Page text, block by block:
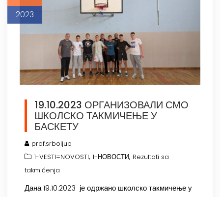
2023
19.10.2023 ОРГАНИЗОВАЛИ СМО
ШКОЛСКО ТАКМИЧЕЊЕ У
БАСКЕТУ
prof.srboljub
1-VESTI=NOVOSTI, 1-НОВОСТИ, Rezultati sa
takmičenja
Дана 19.10.2023 је одржано школско такмичење у